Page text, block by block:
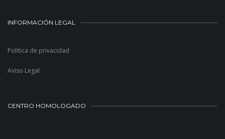
INFORMACIÓN LEGAL
Política de privacidad
Aviso Legal
CENTRO HOMOLOGADO